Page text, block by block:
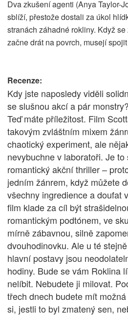
Dva zkušení agenti (Anya Taylor-
sblíží, přestože dostali za úkol
stranách záhadné rokliny. Když
začne drát na povrch, musejí
Recenze:
Kdy jste naposledy viděli
se slušnou akcí a pár
Teď máte příležitost. Film
takovým zvláštním mixem
chaotický experiment, ale
nevybuchne v laboratoři. Je to
romantický akční thriller –
jedním žánrem, když můžete
všechny ingredience a doufat
film klade za cíl být
romantickým podtónem, ve
mírně zábavnou, silně
dvouhodinovku. Ale u té
hlavní postavy jsou
hodiny. Bude se vám Roklina
nelíbit. Nebudete ji milovat.
třech dnech budete mít
si, jestli to byl zmatený sen,